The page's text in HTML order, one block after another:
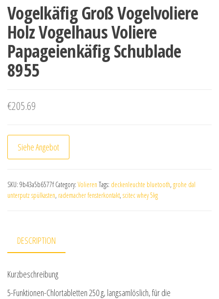
Vogelkäfig Groß Vogelvoliere
Holz Vogelhaus Voliere
Papageienkäfig Schublade
8955
€205.69
Siehe Angebot
SKU: 9b43a5b6577f Category: Volieren Tags: deckenleuchte bluetooth, grohe dal
unterputz spülkasten, rademacher fensterkontakt, scitec whey 5kg
DESCRIPTION
Kurzbeschreibung
5-Funktionen-Chlortabletten 250 g, langsamlöslich, für die